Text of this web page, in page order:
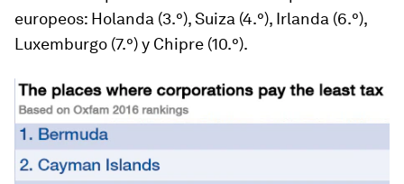
europeos: Holanda (3.°), Suiza (4.°), Irlanda (6.°),
Luxemburgo (7.°) y Chipre (10.°).